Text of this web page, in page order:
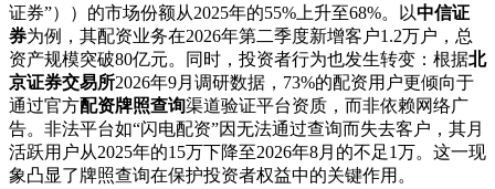
证券”））的市场份额从2025年的55%上升至68%。以中信证
券为例，其配资业务在2026年第二季度新增客户1.2万户，总
资产规模突破80亿元。同时，投资者行为也发生转变：根据北
京证券交易所2026年9月调研数据，73%的配资用户更倾向于
通过官方配资牌照查询渠道验证平台资质，而非依赖网络广
告。非法平台如“闪电配资”因无法通过查询而失去客户，其月
活跃用户从2025年的15万下降至2026年8月的不足1万。这一现
象凸显了牌照查询在保护投资者权益中的关键作用。